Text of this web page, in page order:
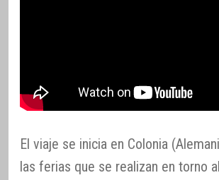
El viaje se inicia en Colonia
las ferias que se realizan en torno